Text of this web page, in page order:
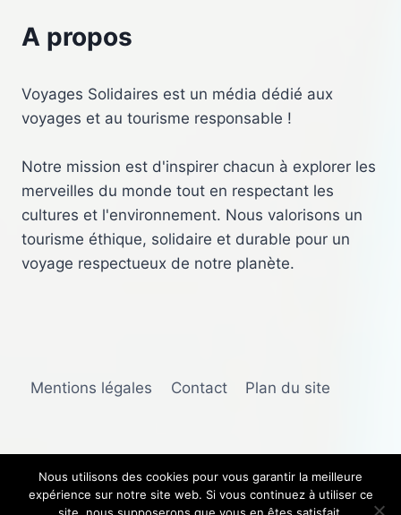
A propos
Voyages Solidaires est un média dédié aux
voyages et au tourisme responsable !
Notre mission est d'inspirer chacun à explorer les
merveilles du monde tout en respectant les
cultures et l'environnement. Nous valorisons un
tourisme éthique, solidaire et durable pour un
voyage respectueux de notre planète.
Mentions légales Contact Plan du site
Nous utilisons des cookies pour vous garantir la meilleure
expérience sur notre site web. Si vous continuez à utiliser ce